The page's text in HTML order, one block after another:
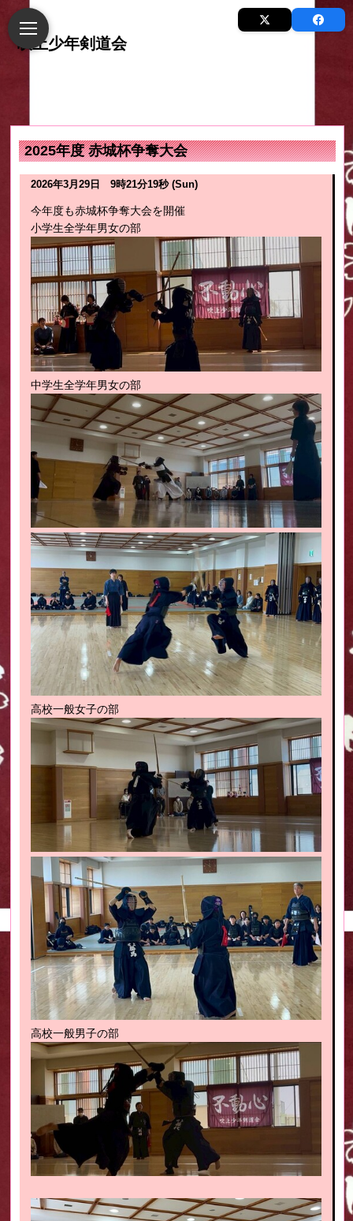
2025年度 赤城杯争奪大会
2026年3月29日 9時21分19秒 (Sun)
今年度も赤城杯争奪大会を開催
小学生全学年男女の部
中学生全学年男女の部
高校一般女子の部
高校一般男子の部